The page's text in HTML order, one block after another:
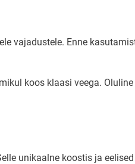
Enne
koos klaasi veega.
unikaalne koostis ja